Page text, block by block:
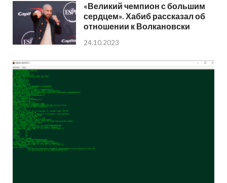
«Великий чемпион с большим
сердцем». Хабиб рассказал об
отношении к Волкановски
24.10.2023